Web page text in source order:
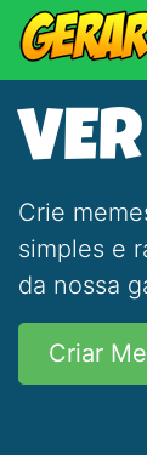
Crie
simples e
da nossa
Criar